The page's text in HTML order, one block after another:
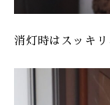
消灯時はスッキリ